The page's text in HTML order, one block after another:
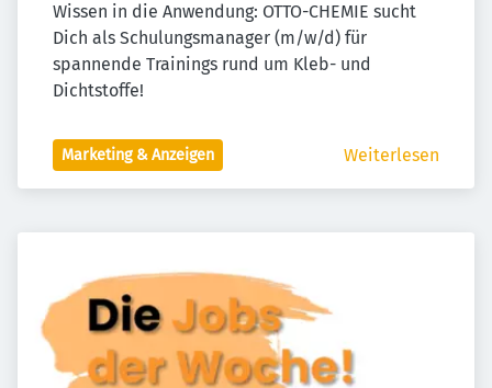
Wissen in die Anwendung: OTTO-CHEMIE sucht
Dich als Schulungsmanager (m/w/d) für
spannende Trainings rund um Kleb- und
Dichtstoffe!
Marketing & Anzeigen Weiterlesen